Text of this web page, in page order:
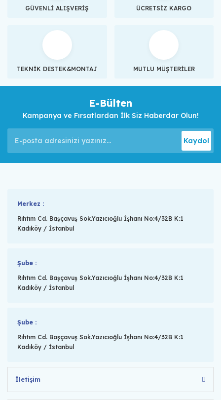
GÜVENLİ ALIŞVERİŞ ÜCRETSİZ KARGO
TEKNİK DESTEK&MONTAJ MUTLU MÜŞTERİLER
E-Bülten
Kampanya ve Fırsatlardan İlk Siz Haberdar Olun!
Kaydol
Merkez :
Rıhtım Cd. Başçavuş Sok.Yazıcıoğlu İşhanı No:4/32B K:1
Kadıköy / İstanbul
Şube :
Rıhtım Cd. Başçavuş Sok.Yazıcıoğlu İşhanı No:4/32B K:1
Kadıköy / İstanbul
Şube :
Rıhtım Cd. Başçavuş Sok.Yazıcıoğlu İşhanı No:4/32B K:1
Kadıköy / İstanbul
İletişim